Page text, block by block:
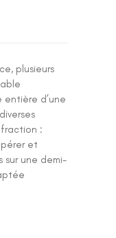
plusieurs
d’une
fraction :
et
sur une demi-